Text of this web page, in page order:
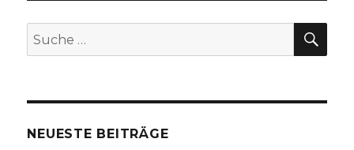
Suche
nach:
NEUESTE BEITRÄGE